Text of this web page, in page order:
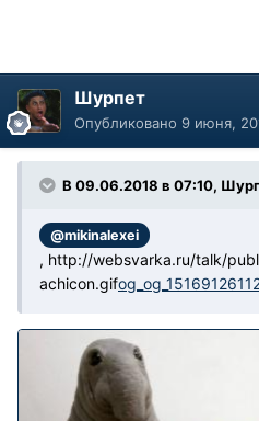
Шурпет
Опубликовано 9 июня,
В 09.06.2018 в 07:10,
@mikinalexei
, http://websvarka.ru/talk/
achicon.gif